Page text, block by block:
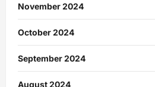
November 2024
October 2024
September 2024
August 2024